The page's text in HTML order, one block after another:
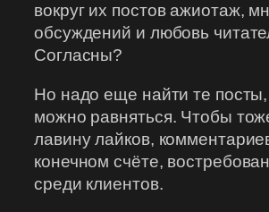
вокруг их постов ажиотаж,
обсуждений и любовь
Согласны?
Но надо еще найти те
можно равняться. Чтобы
лавину лайков,
конечном счёте,
среди клиентов.